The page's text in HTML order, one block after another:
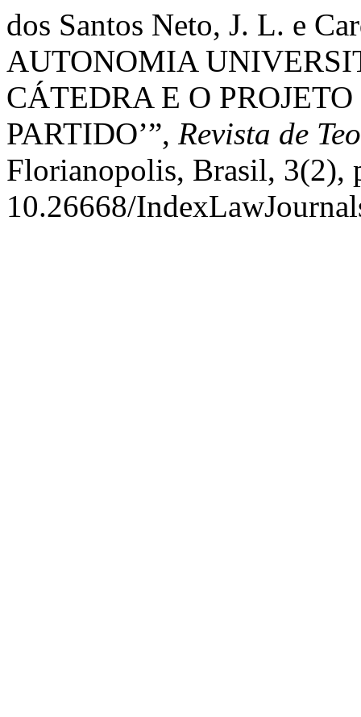
dos Santos Neto, J. L. e
AUTONOMIA
CÁTEDRA E O
PARTIDO’”, Revista de
Florianopolis, Brasil, 3(2),
10.26668/